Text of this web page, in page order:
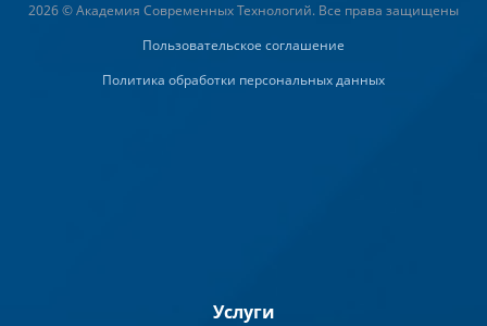
2026 © Академия Современных Технологий. Все права защищены
Пользовательское соглашение
Политика обработки персональных данных
Услуги